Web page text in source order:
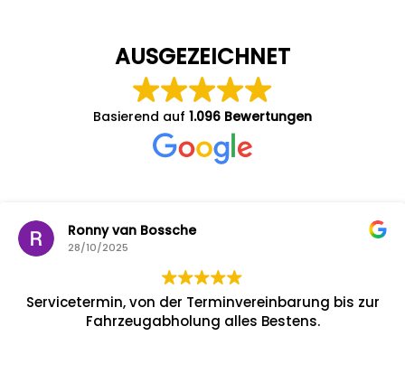
AUSGEZEICHNET
Basierend auf 1.096 Bewertungen
Ronny van Bossche
28/10/2025
Servicetermin, von der Terminvereinbarung bis zur
Fahrzeugabholung alles Bestens.